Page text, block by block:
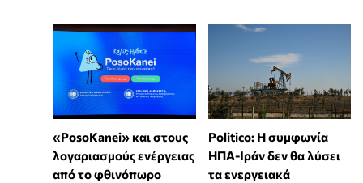
«PosoKanei» και στους
λογαριασμούς ενέργειας
από το φθινόπωρο
Politico: Η συμφωνία
ΗΠΑ-Ιράν δεν θα λύσει
τα ενεργειακά